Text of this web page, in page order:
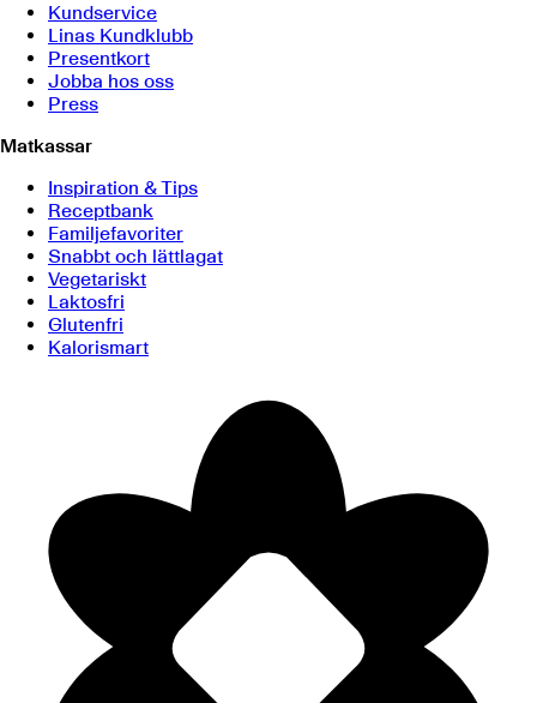
Kundservice
Linas Kundklubb
Presentkort
Jobba hos oss
Press
Matkassar
Inspiration & Tips
Receptbank
Familjefavoriter
Snabbt och lättlagat
Vegetariskt
Laktosfri
Glutenfri
Kalorismart